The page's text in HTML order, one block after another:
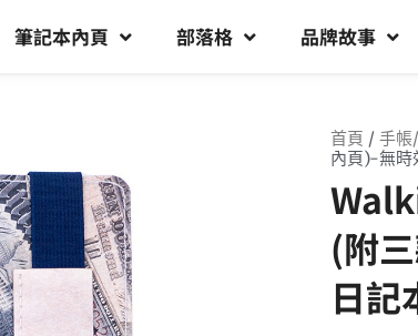
筆記本內頁 部落格 品牌故事
首頁 / 手帳
內頁)-無時
(附
日記